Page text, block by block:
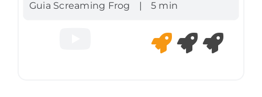
Guia Screaming Frog | 5 min